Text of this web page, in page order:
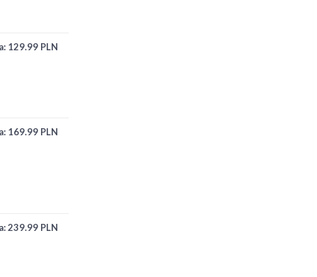
129.99 PLN
169.99 PLN
239.99 PLN